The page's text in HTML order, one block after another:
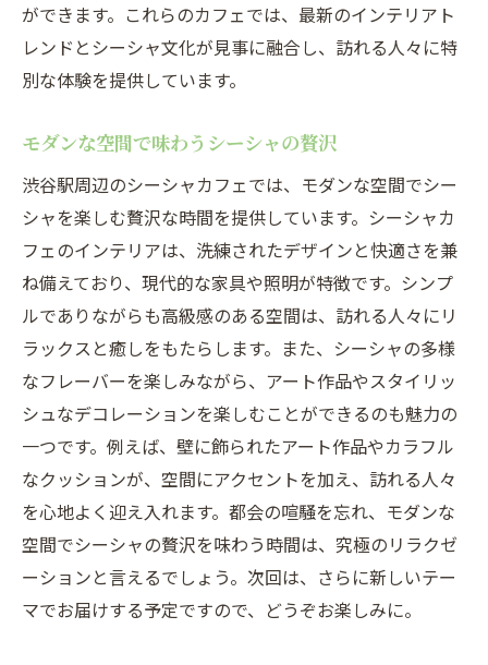
ができます。これらのカフェでは、最新のインテリアト
レンドとシーシャ文化が見事に融合し、訪れる人々に特
別な体験を提供しています。
モダンな空間で味わうシーシャの贅沢
渋谷駅周辺のシーシャカフェでは、モダンな空間でシー
シャを楽しむ贅沢な時間を提供しています。シーシャカ
フェのインテリアは、洗練されたデザインと快適さを兼
ね備えており、現代的な家具や照明が特徴です。シンプ
ルでありながらも高級感のある空間は、訪れる人々にリ
ラックスと癒しをもたらします。また、シーシャの多様
なフレーバーを楽しみながら、アート作品やスタイリッ
シュなデコレーションを楽しむことができるのも魅力の
一つです。例えば、壁に飾られたアート作品やカラフル
なクッションが、空間にアクセントを加え、訪れる人々
を心地よく迎え入れます。都会の喧騒を忘れ、モダンな
空間でシーシャの贅沢を味わう時間は、究極のリラクゼ
ーションと言えるでしょう。次回は、さらに新しいテー
マでお届けする予定ですので、どうぞお楽しみに。